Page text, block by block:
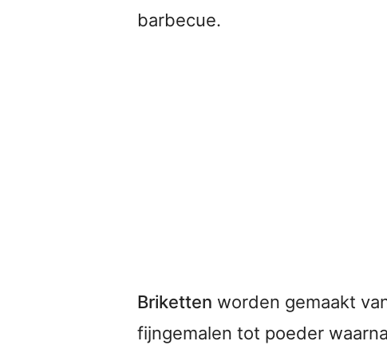
barbecue.
Briketten worden gemaakt
fijngemalen tot poeder